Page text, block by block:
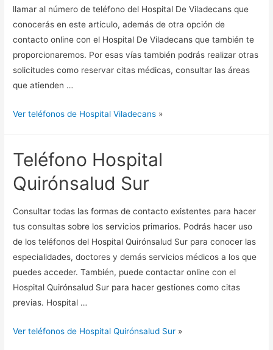
llamar al número de teléfono del Hospital De Viladecans que
conocerás en este artículo, además de otra opción de
contacto online con el Hospital De Viladecans que también te
proporcionaremos. Por esas vías también podrás realizar otras
solicitudes como reservar citas médicas, consultar las áreas
que atienden …
Ver teléfonos de Hospital Viladecans »
Teléfono Hospital
Quirónsalud Sur
Consultar todas las formas de contacto existentes para hacer
tus consultas sobre los servicios primarios. Podrás hacer uso
de los teléfonos del Hospital Quirónsalud Sur para conocer las
especialidades, doctores y demás servicios médicos a los que
puedes acceder. También, puede contactar online con el
Hospital Quirónsalud Sur para hacer gestiones como citas
previas. Hospital …
Ver teléfonos de Hospital Quirónsalud Sur »